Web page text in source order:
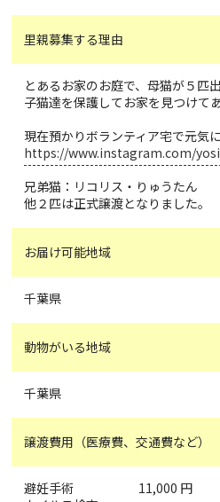
里親募集する理由
とあるお家のお庭で、母猫が５匹
子猫達を保護してお家を見つけて
現在預かりボランティア宅で元気
https://www.instagram.com/
兄弟猫：リコリス・りゅうたん
他２匹は正式譲渡となりました。
お届け可能地域
千葉県
動物がいる地域
千葉県
譲渡費用（医療費、交通費など）
避妊手術 11,000 円